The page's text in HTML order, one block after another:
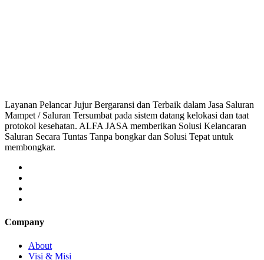
Layanan Pelancar Jujur Bergaransi dan Terbaik dalam Jasa Saluran
Mampet / Saluran Tersumbat pada sistem datang kelokasi dan taat
protokol kesehatan. ALFA JASA memberikan Solusi Kelancaran
Saluran Secara Tuntas Tanpa bongkar dan Solusi Tepat untuk
membongkar.
Company
About
Visi & Misi